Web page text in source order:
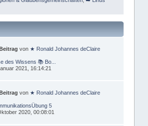
von ★ Ronald Johannes deClaire
des Wissens 📚 Bo...
2021, 16:14:21
von ★ Ronald Johannes deClaire
5
2020, 00:08:01